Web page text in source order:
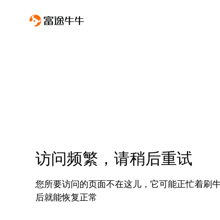
访问频繁，请稍后重试
您所要访问的页面不在这儿，它可能正忙着刷
后就能恢复正常